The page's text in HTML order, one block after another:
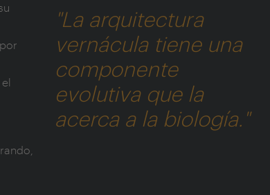
"La arquitectura
vernácula tiene una
componente
evolutiva que la
acerca a la biología."